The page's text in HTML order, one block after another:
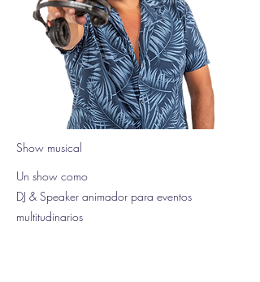
Show musical
Un show como
DJ & Speaker animador para eventos
multitudinarios